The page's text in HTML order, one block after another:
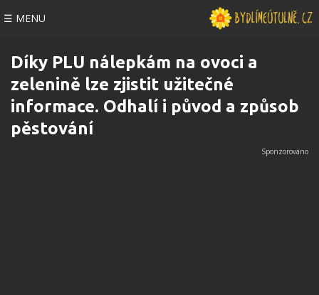
☰ MENU
Díky PLU nálepkám na ovoci a
zelenině lze zjistit užitečné
informace. Odhalí i původ a způsob
pěstování